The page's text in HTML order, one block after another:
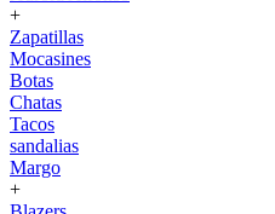
+
Zapatillas
Mocasines
Botas
Chatas
Tacos
sandalias
Margo
+